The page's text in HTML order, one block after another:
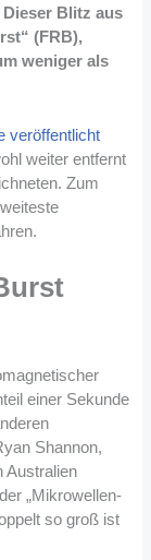
Blitz aus
(FRB),
weniger als
veröffentlicht
weiter entfernt
Zum
einer Sekunde
Shannon,
Australien
„Mikrowellen-
so groß ist